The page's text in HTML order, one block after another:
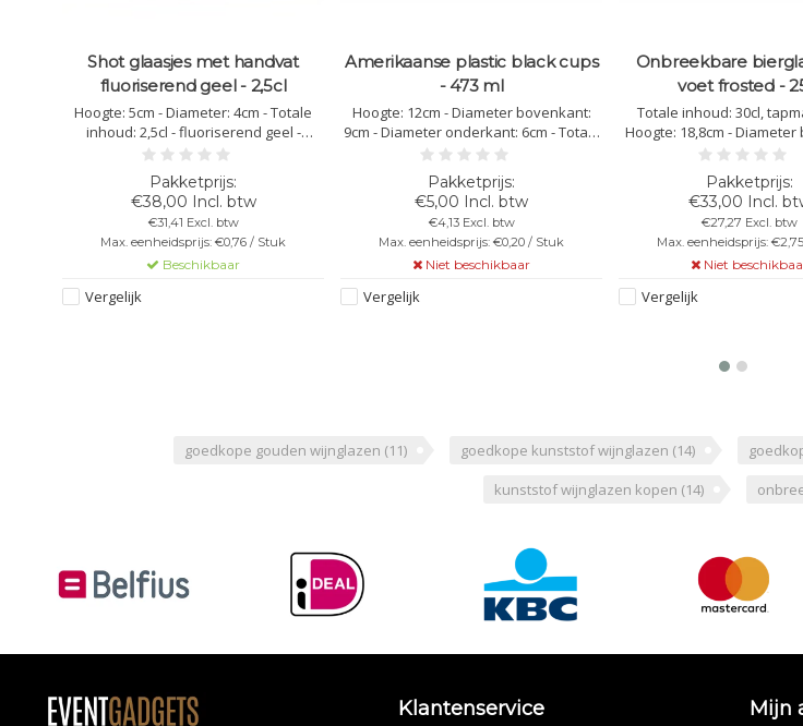
Shot glaasjes met handvat
fluoriserend geel - 2,5cl
Hoogte: 5cm - Diameter: 4cm - Totale
inhoud: 2,5cl - fluoriserend geel -
kunststof polycarbonaat -
vaatwasbestendig - herbruikbaar -
bedrukking mogelijk - onbreekbaar -
niet stapelbaar
€38,00 Incl. btw
€31,41 Excl. btw
Max. eenheidsprijs: €0,76 / Stuk
Beschikbaar
Vergelijk
Amerikaanse plastic black cups
- 473 ml
Hoogte: 12cm - Diameter bovenkant:
9cm - Diameter onderkant: 6cm - Totale
inhoud: 473ml - Kleur: zwart, van
binnen wit - PET materiaal, polyester -
Stapelbaar - Herbruikbaar - niet
vaatwasbestendig - niet bedrukbaar -
breekbaar
€5,00 Incl. btw
€4,13 Excl. btw
Max. eenheidsprijs: €0,20 / Stuk
Niet beschikbaar
Vergelijk
Onbreekbare
voet frosted -
Totale inhoud: 30cl,
Hoogte: 18,8cm -
6,4cm - Diameter
Kleur: frosted -
Polycarbonaat - Niet
Herbruikbaar -
Bedrukbaar -
€33,00 Incl.
€27,27 Excl. btw
Max. eenheidsprijs:
Niet
Vergelijk
goedkope gouden wijnglazen (11) goedkope kunststof wijnglazen (14)
kunststof wijnglazen kopen (14)
Klantenservice Mijn